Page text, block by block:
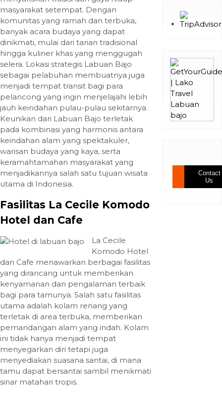
masyarakat setempat. Dengan
komunitas yang ramah dan terbuka,
banyak acara budaya yang dapat
dinikmati, mulai dari tarian tradisional
hingga kuliner khas yang menggugah
selera. Lokasi strategis Labuan Bajo
sebagai pelabuhan membuatnya juga
menjadi tempat transit bagi para
pelancong yang ingin menjelajahi lebih
jauh keindahan pulau-pulau sekitarnya.
Keunikan dari Labuan Bajo terletak
pada kombinasi yang harmonis antara
keindahan alam yang spektakuler,
warisan budaya yang kaya, serta
keramahtamahan masyarakat yang
menjadikannya salah satu tujuan wisata
utama di Indonesia.
Fasilitas La Cecile Komodo
Hotel dan Cafe
La Cecile
Komodo Hotel
dan Cafe menawarkan berbagai fasilitas
yang dirancang untuk memberikan
kenyamanan dan pengalaman terbaik
bagi para tamunya. Salah satu fasilitas
utama adalah kolam renang yang
terletak di area terbuka, memberikan
pemandangan alam yang indah. Kolam
ini tidak hanya menjadi tempat
menyegarkan diri tetapi juga
menyediakan suasana santai, di mana
tamu dapat bersantai sambil menikmati
sinar matahari tropis.
Contact
Us